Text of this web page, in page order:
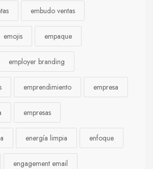
embudo ventas
emojis empaque
employer branding
emprendimiento empresa
empresas
energía limpia enfoque
engagement email